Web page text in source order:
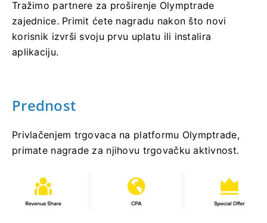
Tražimo partnere za proširenje Olymptrade
zajednice. Primit ćete nagradu nakon što novi
korisnik izvrši svoju prvu uplatu ili instalira
aplikaciju.
Prednost
Privlačenjem trgovaca na platformu Olymptrade,
primate nagrade za njihovu trgovačku aktivnost.